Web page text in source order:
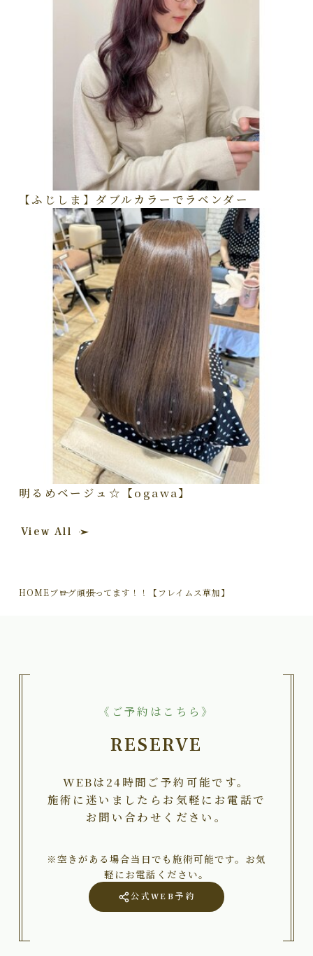
【ふじしま】ダブルカラーでラベンダー
明るめベージュ☆【ogawa】
View All
HOMEブログ頑張ってます！！【フレイムス草加】
《ご予約はこちら》
RESERVE
WEBは24時間ご予約可能です。
施術に迷いましたらお気軽にお電話で
お問い合わせください。
※空きがある場合当日でも施術可能です。お気
軽にお電話ください。
公式WEB予約